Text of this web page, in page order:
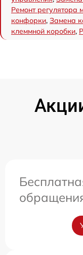
Ремонт регулятора
конфорки, Замена
клеммной коробки,